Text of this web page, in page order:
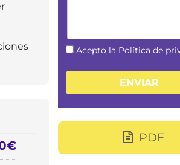
Acepto la Política de
PDF